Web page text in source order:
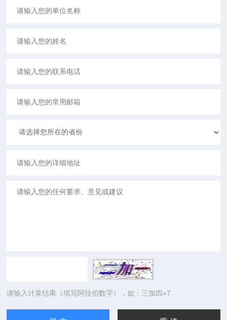
请输入计算结果（填写阿拉伯数字），如：三加四=7